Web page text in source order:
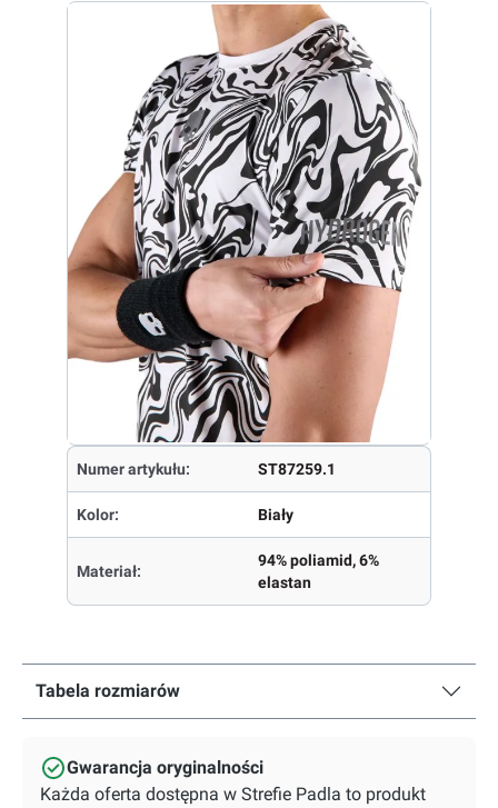
Numer artykułu: ST87259.1
Kolor: Biały
Materiał:
94% poliamid, 6%
elastan
Tabela rozmiarów
Gwarancja oryginalności
Każda oferta dostępna w Strefie Padla to produkt